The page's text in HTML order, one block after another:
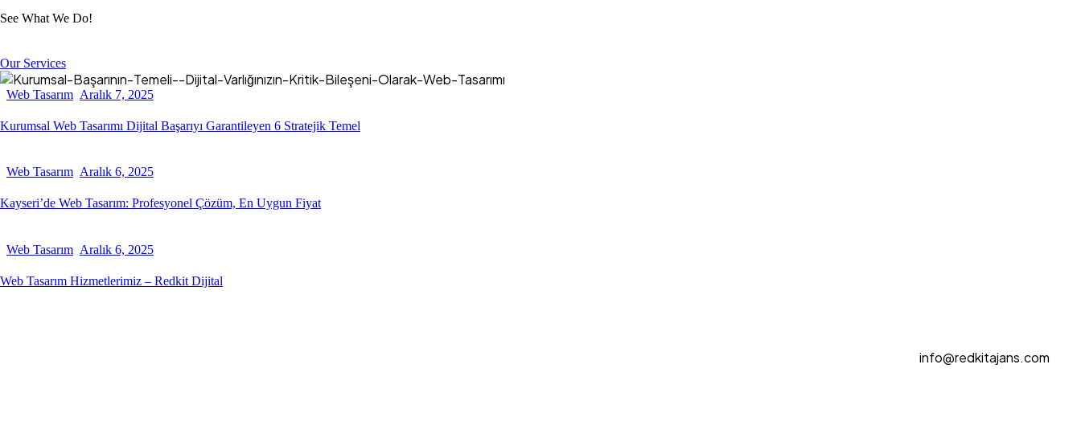
See What We Do!
Our Services
Web Tasarım Aralık 7, 2025
Kurumsal Web Tasarımı Dijital Başarıyı Garantileyen 6 Stratejik Temel
Web Tasarım Aralık 6, 2025
Kayseri’de Web Tasarım: Profesyonel Çözüm, En Uygun Fiyat
Web Tasarım Aralık 6, 2025
Web Tasarım Hizmetlerimiz – Redkit Dijital
info@redkitajans.com